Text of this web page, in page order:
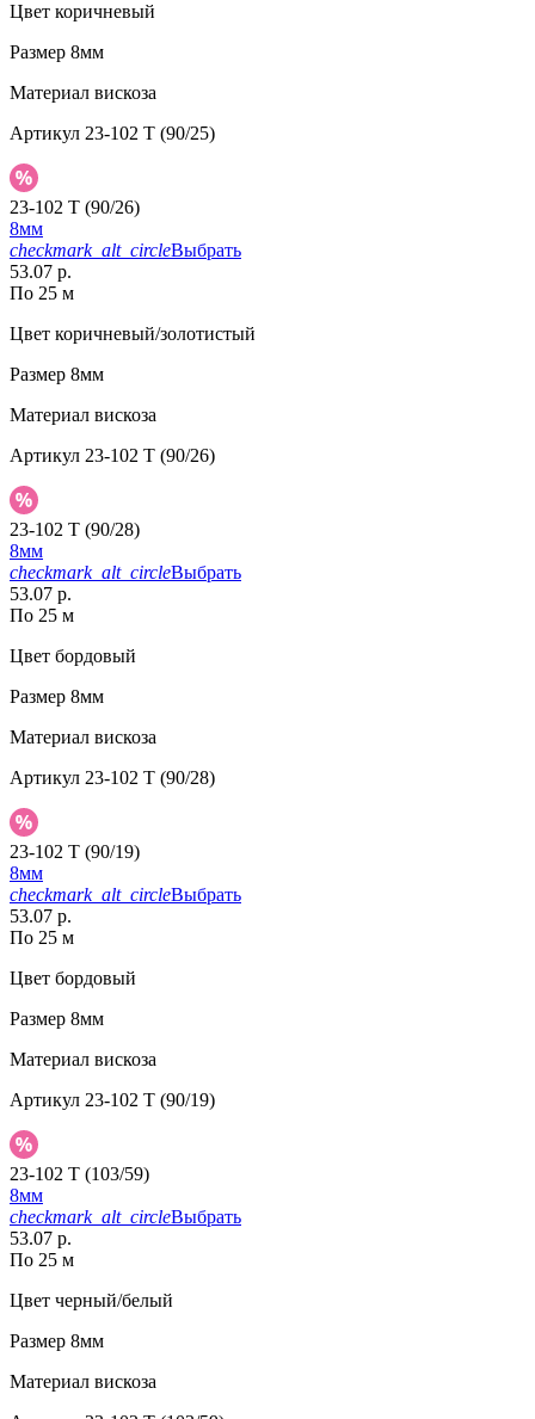
Цвет коричневый
Размер 8мм
Материал вискоза
Артикул 23-102 T (90/25)
23-102 T (90/26)
8мм
checkmark_alt_circleВыбрать
53.07 р.
По 25 м
Цвет коричневый/золотистый
Размер 8мм
Материал вискоза
Артикул 23-102 T (90/26)
23-102 T (90/28)
8мм
checkmark_alt_circleВыбрать
53.07 р.
По 25 м
Цвет бордовый
Размер 8мм
Материал вискоза
Артикул 23-102 T (90/28)
23-102 T (90/19)
8мм
checkmark_alt_circleВыбрать
53.07 р.
По 25 м
Цвет бордовый
Размер 8мм
Материал вискоза
Артикул 23-102 T (90/19)
23-102 T (103/59)
8мм
checkmark_alt_circleВыбрать
53.07 р.
По 25 м
Цвет черный/белый
Размер 8мм
Материал вискоза